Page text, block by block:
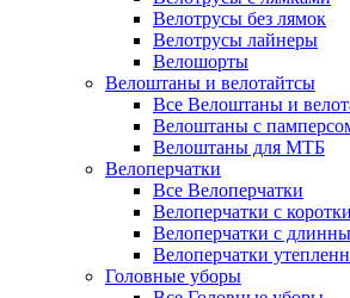
Велотрусы без лямок
Велотрусы лайнеры
Велошорты
Велоштаны и велотайтсы
Все Велоштаны и
Велоштаны с
Велоштаны для МТБ
Велоперчатки
Все Велоперчатки
Велоперчатки с
Велоперчатки с
Велоперчатки
Головные уборы